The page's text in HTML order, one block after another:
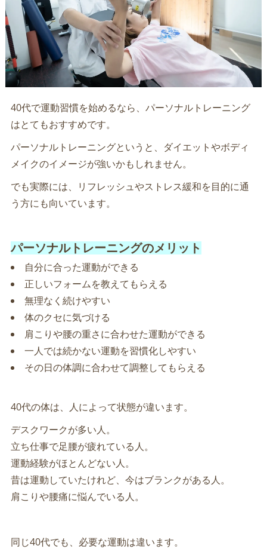
40代で運動習慣を始めるなら、パーソナルトレーニング
はとてもおすすめです。
パーソナルトレーニングというと、ダイエットやボディ
メイクのイメージが強いかもしれません。
でも実際には、リフレッシュやストレス緩和を目的に通
う方にも向いています。
パーソナルトレーニングのメリット
自分に合った運動ができる
正しいフォームを教えてもらえる
無理なく続けやすい
体のクセに気づける
肩こりや腰の重さに合わせた運動ができる
一人では続かない運動を習慣化しやすい
その日の体調に合わせて調整してもらえる
40代の体は、人によって状態が違います。
デスクワークが多い人。
立ち仕事で足腰が疲れている人。
運動経験がほとんどない人。
昔は運動していたけれど、今はブランクがある人。
肩こりや腰痛に悩んでいる人。
同じ40代でも、必要な運動は違います。